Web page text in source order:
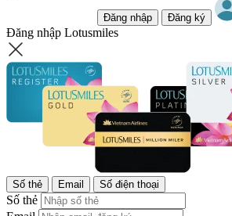
Đăng nhập Đăng ký
Đăng nhập Lotusmiles
Số thẻ Email Số điện thoại
Số thẻ